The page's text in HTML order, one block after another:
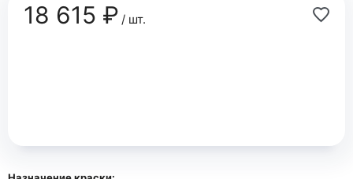
18 615 ₽/ шт.